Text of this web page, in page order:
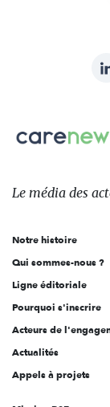
sur:
Carenews,
Le
des
l'engagement
Le média des
Notre histoire
Qui sommes-nous ?
Ligne éditoriale
Pourquoi s'inscrire
Acteurs de
Actualités
Appels à projets